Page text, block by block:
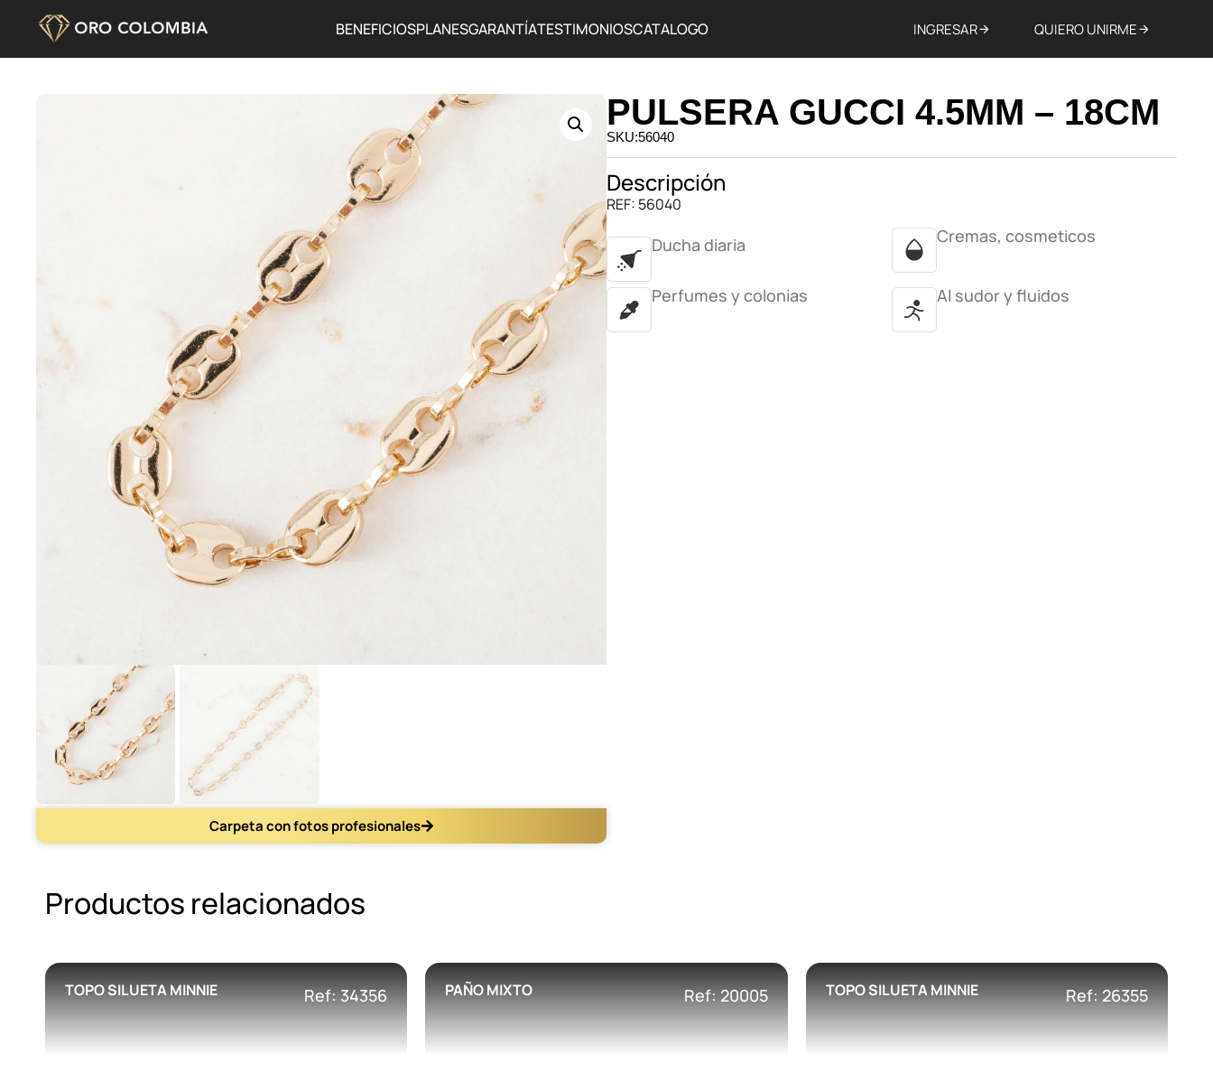
BENEFICIOSPLANESGARANTÍATESTIMONIOSCATALOGO INGRESAR QUIERO UNIRME
Carpeta con fotos profesionales
PULSERA GUCCI 4.5MM – 18CM
SKU:56040
Descripción
REF: 56040
Ducha diaria Cremas, cosmeticos
Perfumes y colonias Al sudor y fluidos
Productos relacionados
TOPO SILUETA MINNIE Ref: 34356 PAÑO MIXTO Ref: 20005 TOPO SILUETA MINNIE Ref: 26355